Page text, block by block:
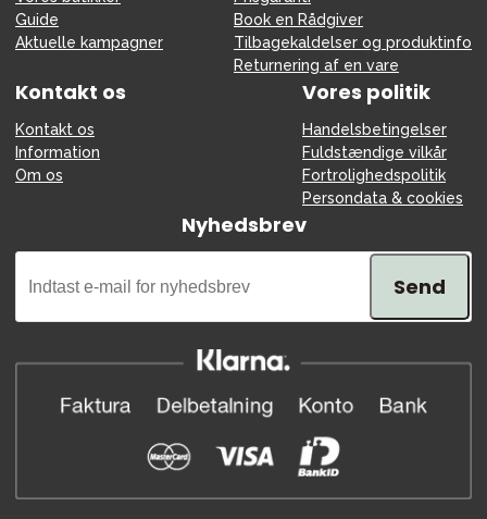
Guide
Aktuelle kampagner
Book en Rådgiver
Tilbagekaldelser og produktinfo
Returnering af en vare
Kontakt os
Kontakt os
Information
Om os
Vores politik
Handelsbetingelser
Fuldstændige vilkår
Fortrolighedspolitik
Persondata & cookies
Nyhedsbrev
Send